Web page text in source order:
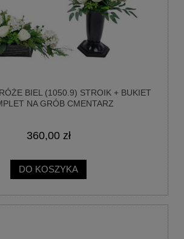
BIEL (1050.9) STROIK + BUKIET
NA GRÓB CMENTARZ
360,00 zł
DO KOSZYKA